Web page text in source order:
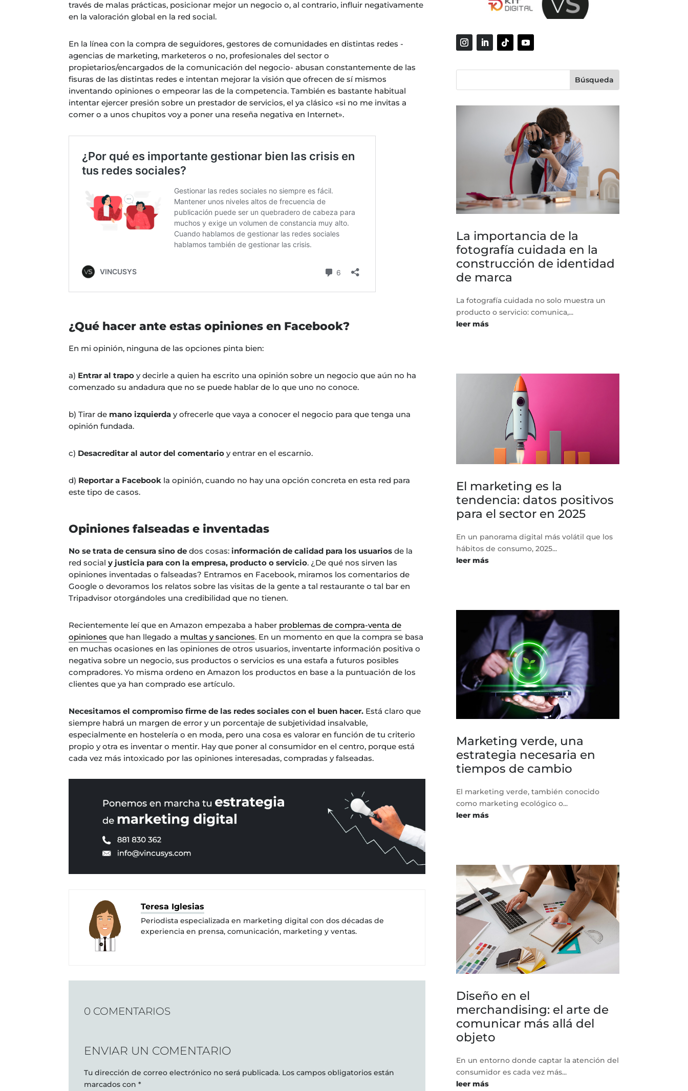
través de malas prácticas, posicionar mejor un negocio o, al contrario, influir negativamente
en la valoración global en la red social.
En la línea con la compra de seguidores, gestores de comunidades en distintas redes -
agencias de marketing, marketeros o no, profesionales del sector o
propietarios/encargados de la comunicación del negocio- abusan constantemente de las
fisuras de las distintas redes e intentan mejorar la visión que ofrecen de sí mismos
inventando opiniones o empeorar las de la competencia. También es bastante habitual
intentar ejercer presión sobre un prestador de servicios, el ya clásico «si no me invitas a
comer o a unos chupitos voy a poner una reseña negativa en Internet».
¿Qué hacer ante estas opiniones en Facebook?
En mi opinión, ninguna de las opciones pinta bien:
a) Entrar al trapo y decirle a quien ha escrito una opinión sobre un negocio que aún no ha
comenzado su andadura que no se puede hablar de lo que uno no conoce.
b) Tirar de mano izquierda y ofrecerle que vaya a conocer el negocio para que tenga una
opinión fundada.
c) Desacreditar al autor del comentario y entrar en el escarnio.
d) Reportar a Facebook la opinión, cuando no hay una opción concreta en esta red para
este tipo de casos.
Opiniones falseadas e inventadas
No se trata de censura sino de dos cosas: información de calidad para los usuarios de la
red socialy justicia para con la empresa, producto o servicio. ¿De qué nos sirven las
opiniones inventadas o falseadas? Entramos en Facebook, miramos los comentarios de
Google o devoramos los relatos sobre las visitas de la gente a tal restaurante o tal bar en
Tripadvisor otorgándoles una credibilidad que no tienen.
Recientemente leí que en Amazon empezaba a haber problemas de compra-venta de
opiniones que han llegado a multas y sanciones. En un momento en que la compra se basa
en muchas ocasiones en las opiniones de otros usuarios, inventarte información positiva o
negativa sobre un negocio, sus productos o servicios es una estafa a futuros posibles
compradores. Yo misma ordeno en Amazon los productos en base a la puntuación de los
clientes que ya han comprado ese artículo.
Necesitamos el compromiso firme de las redes sociales con el buen hacer. Está claro que
siempre habrá un margen de error y un porcentaje de subjetividad insalvable,
especialmente en hostelería o en moda, pero una cosa es valorar en función de tu criterio
propio y otra es inventar o mentir. Hay que poner al consumidor en el centro, porque está
cada vez más intoxicado por las opiniones interesadas, compradas y falseadas.
Teresa Iglesias
Periodista especializada en marketing digital con dos décadas de
experiencia en prensa, comunicación, marketing y ventas.
0 COMENTARIOS
ENVIAR UN COMENTARIO
Tu dirección de correo electrónico no será publicada. Los campos obligatorios están
marcados con*
La importancia de la
fotografía cuidada en la
construcción de identidad
de marca
La fotografía cuidada no solo muestra un
producto o servicio: comunica,...
leer más
El marketing es la
tendencia: datos positivos
para el sector en 2025
En un panorama digital más volátil que los
hábitos de consumo, 2025...
leer más
Marketing verde, una
estrategia necesaria en
tiempos de cambio
El marketing verde, también conocido
como marketing ecológico o...
leer más
Diseño en el
merchandising: el arte de
comunicar más allá del
objeto
En un entorno donde captar la atención del
consumidor es cada vez más...
leer más